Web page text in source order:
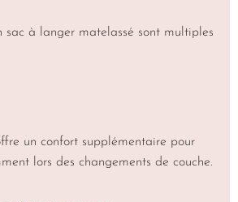
sac à langer matelassé sont multiples
un confort supplémentaire pour
lors des changements de couche.